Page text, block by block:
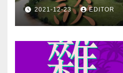
2021-12-23 EDITOR